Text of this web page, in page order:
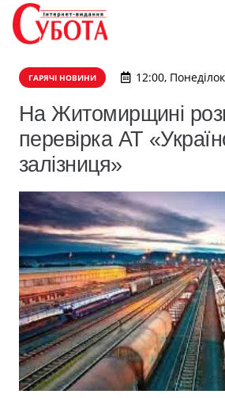
ГАРЯЧІ НОВИНИ 12:00,
На Житомирщині
перевірка АТ
залізниця»